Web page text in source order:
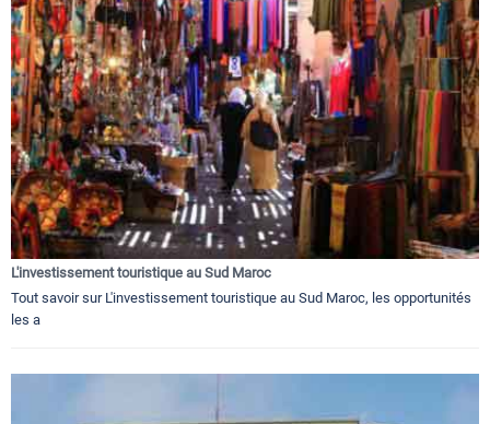
L'investissement touristique au Sud Maroc
Tout savoir sur L'investissement touristique au Sud Maroc, les opportunités
les a